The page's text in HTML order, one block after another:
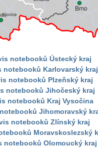
notebooků Ústecký kraj
notebooků Karlovarský kraj
notebooků Plzeňský kraj
notebooků Jihočeský kraj
notebooků Kraj Vysočina
Jihomoravský
notebooků Zlínský kraj
Moravskoslezský
notebooků Olomoucký kraj